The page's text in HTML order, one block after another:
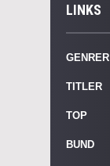
LINKS
GENRER
TITLER
TOP
BUND